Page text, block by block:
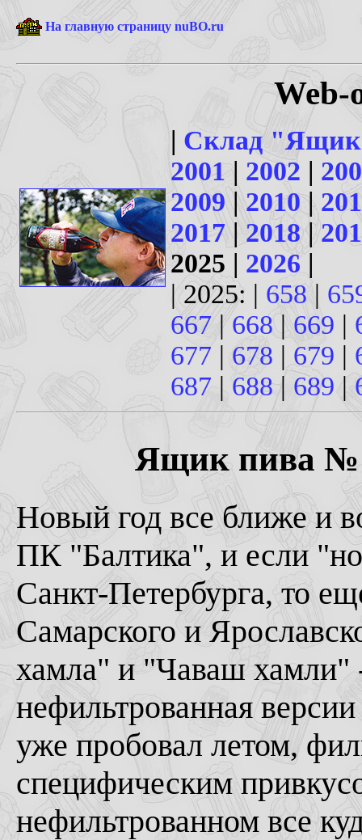
На главную страницу nuBO.ru
| Склад
2001 | 2002 |
2009| 2010|
2017 | 2018|
2025 | 2026|
| 2025: | 658|
667 |668 |669 |
677 | 678 | 679 |
687 | 688| 689 |
Ящик пива №
Новый год все ближе и
ПК "Балтика", и если
Санкт-Петербурга, то
Самарского и
хамла" и "Чаваш хамли"
нефильтрованная
уже пробовал летом,
специфическим
нефильтрованном все